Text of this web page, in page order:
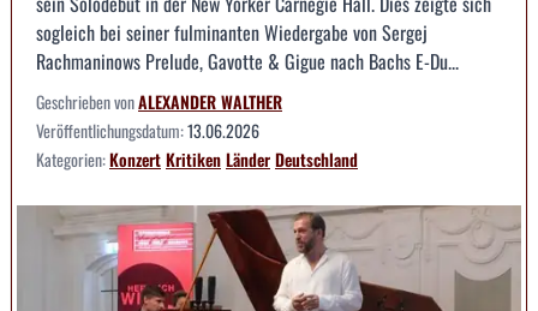
sogleich bei seiner fulminanten Wiedergabe von Sergej
Rachmaninows Prelude, Gavotte & Gigue nach Bachs E-Du...
Geschrieben vonALEXANDER WALTHER
Veröffentlichungsdatum:13.06.2026
Kategorien:KonzertKritikenLänderDeutschland